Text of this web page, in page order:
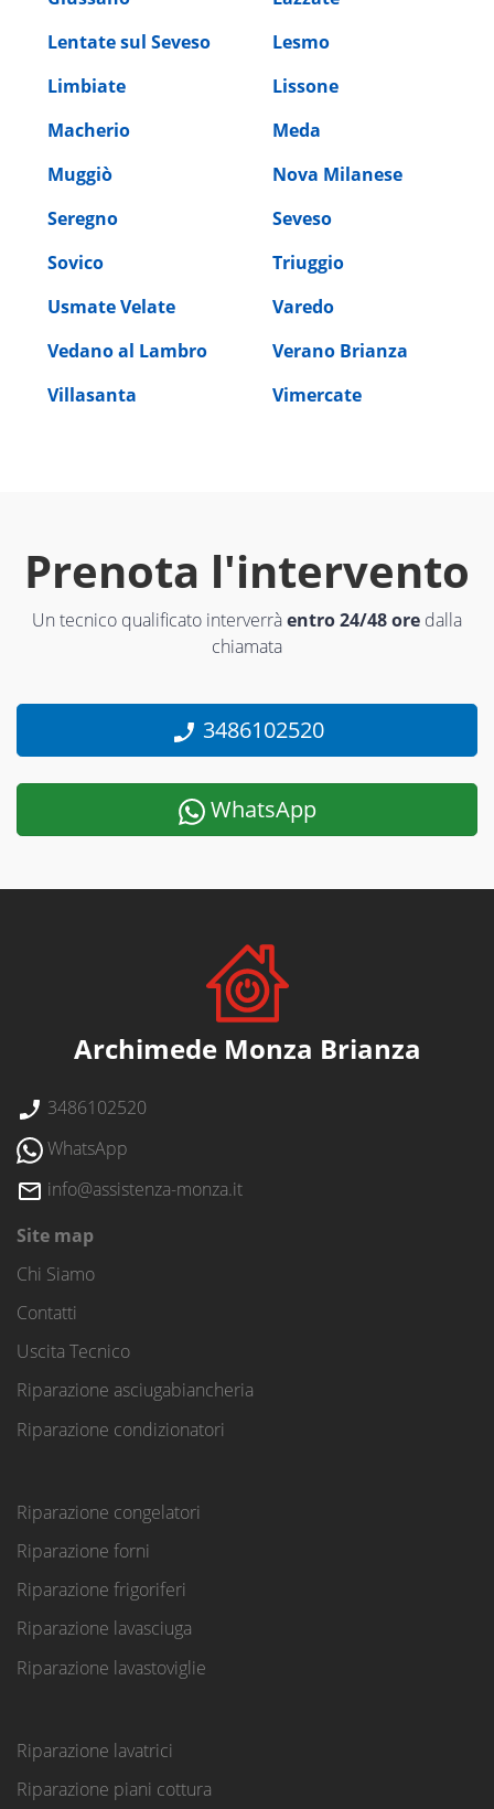
Lentate sul Seveso
Lesmo
Limbiate
Lissone
Macherio
Meda
Muggiò
Nova Milanese
Seregno
Seveso
Sovico
Triuggio
Usmate Velate
Varedo
Vedano al Lambro
Verano Brianza
Villasanta
Vimercate
Prenota l'intervento
Un tecnico qualificato interverràentro 24/48 ore dalla
chiamata
3486102520
WhatsApp
Archimede Monza Brianza
3486102520
WhatsApp
info@assistenza-monza.it
Site map
Chi Siamo
Contatti
Uscita Tecnico
Riparazione asciugabiancheria
Riparazione condizionatori
Riparazione congelatori
Riparazione forni
Riparazione frigoriferi
Riparazione lavasciuga
Riparazione lavastoviglie
Riparazione lavatrici
Riparazione piani cottura